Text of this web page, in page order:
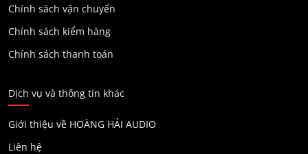
Chính sách vận chuyển
Chính sách kiểm hàng
Chính sách thanh toán
Dịch vụ và thông tin khác
Giới thiệu về HOÀNG HẢI AUDIO
Liên hệ